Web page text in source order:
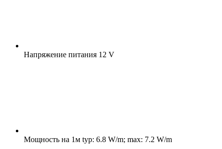
Напряжение питания 12 V
Мощность на 1м typ: 6.8 W/m; max: 7.2 W/m